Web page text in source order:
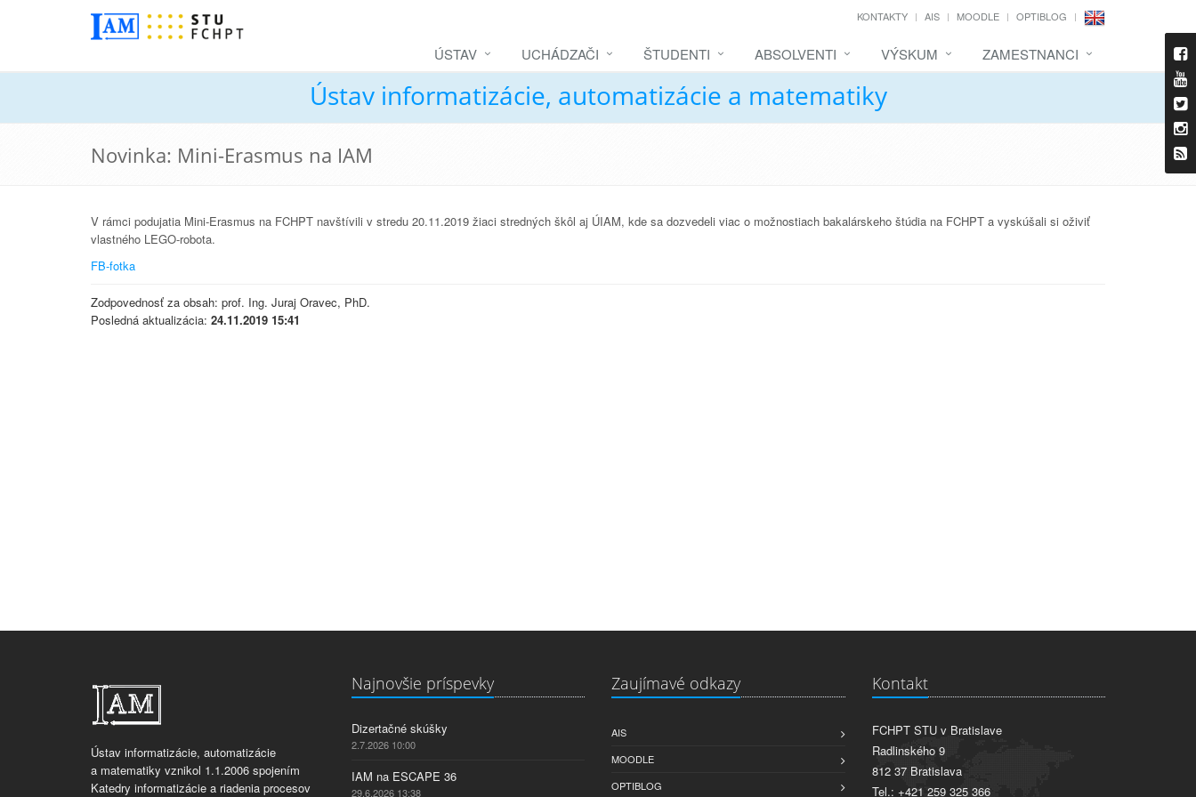
KONTAKTY AIS MOODLE OPTIBLOG
ÚSTAV UCHÁDZAČI ŠTUDENTI ABSOLVENTI VÝSKUM ZAMESTNANCI
Ústav informatizácie, automatizácie a matematiky
Novinka: Mini-Erasmus na IAM
V rámci podujatia Mini-Erasmus na FCHPT navštívili v stredu 20.11.2019 žiaci stredných škôl aj ÚIAM, kde sa dozvedeli viac o možnostiach bakalárskeho štúdia na FCHPT a vyskúšali si oživiť
vlastného LEGO-robota.
FB-fotka
Zodpovednosť za obsah: prof. Ing. Juraj Oravec, PhD.
Posledná aktualizácia: 24.11.2019 15:41
Ústav informatizácie, automatizácie
a matematiky vznikol 1.1.2006 spojením
Katedry informatizácie a riadenia procesov
Najnovšie príspevky
Dizertačné skúšky
2.7.2026 10:00
IAM na ESCAPE 36
29.6.2026 13:38
Zaujímavé odkazy
AIS
MOODLE
OPTIBLOG
Kontakt
FCHPT STU v Bratislave
Radlinského 9
812 37 Bratislava
Tel.: +421 259 325 366